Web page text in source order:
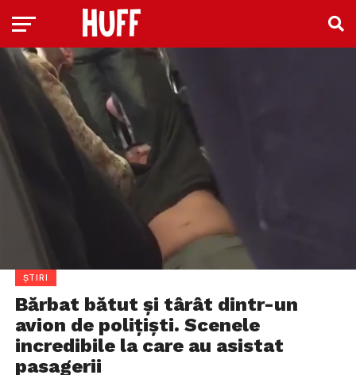
ȘTIRI
Bărbat bătut și târât dintr-un
avion de polițiști. Scenele
incredibile la care au asistat
pasagerii